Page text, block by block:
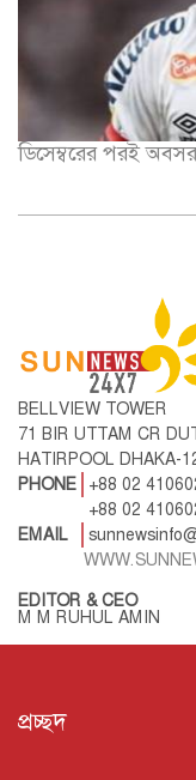
ডিসেম্বরের পরই অবসর
BELLVIEW TOWER
71 BIR UTTAM CR
HATIRPOOL DHAKA-
PHONE
+88 02
+88 02
EMAIL
EDITOR & CEO
M M RUHUL AMIN
প্রচ্ছদ